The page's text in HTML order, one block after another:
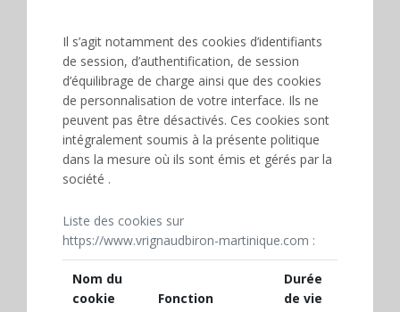
Il s’agit notamment des cookies d’identifiants
de session, d’authentification, de session
d’équilibrage de charge ainsi que des cookies
de personnalisation de votre interface. Ils ne
peuvent pas être désactivés. Ces cookies sont
intégralement soumis à la présente politique
dans la mesure où ils sont émis et gérés par la
société .
Liste des cookies sur
https://www.vrignaudbiron-martinique.com :
Nom du
cookie
Fonction
Durée
de vie